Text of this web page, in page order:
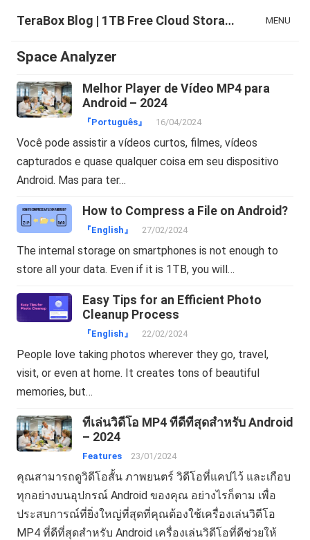
TeraBox Blog | 1TB Free Cloud Storage & All-in-One AI Space MENU
Space Analyzer
Melhor Player de Vídeo MP4 para
Android – 2024
『Português』 16/04/2024
Você pode assistir a vídeos curtos, filmes, vídeos
capturados e quase qualquer coisa em seu dispositivo
Android. Mas para ter…
How to Compress a File on Android?
『English』 27/02/2024
The internal storage on smartphones is not enough to
store all your data. Even if it is 1TB, you will…
Easy Tips for an Efficient Photo
Cleanup Process
『English』 22/02/2024
People love taking photos wherever they go, travel,
visit, or even at home. It creates tons of beautiful
memories, but…
ที่เล่นวิดีโอ MP4 ที่ดีที่สุดสำหรับ Android
– 2024
Features 23/01/2024
คุณสามารถดูวิดีโอสั้น ภาพยนตร์ วิดีโอที่แคปไว้ และเกือบ
ทุกอย่างบนอุปกรณ์ Android ของคุณ อย่างไรก็ตาม เพื่อ
ประสบการณ์ที่ยิ่งใหญ่ที่สุดที่คุณต้องใช้เครื่องเล่นวิดีโอ
MP4 ที่ดีที่สุดสำหรับ Android เครื่องเล่นวิดีโอที่ดีช่วยให้